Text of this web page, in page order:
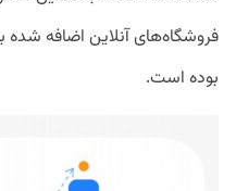
بوده است.